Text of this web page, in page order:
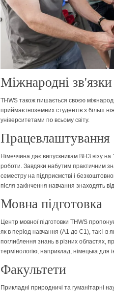
Міжнародні зв'язки
THWS також пишається своєю
приймає іноземних студентів з більш
університетами по всьому світу.
Працевлаштування
Німеччина дає випускникам ВНЗ візу на
роботи. Завдяки набутим практичним
семестру на підприємстві і
після закінчення навчання знаходять
Мовна підготовка
Центр мовної підготовки THWS
як в період навчання (A1 до C1), так і в
поглиблення знань в різних областях,
термінологію, наприклад, німецька для
Факультети
Прикладні природничі та гуманітарні